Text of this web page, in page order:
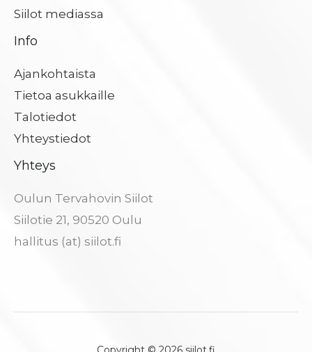
Siilot mediassa
Info
Ajankohtaista
Tietoa asukkaille
Talotiedot
Yhteystiedot
Yhteys
Oulun Tervahovin Siilot
Siilotie 21, 90520 Oulu
hallitus (at) siilot.fi